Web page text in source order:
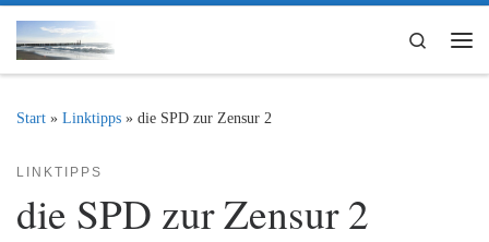
Zum Inhalt springen
Search
Start » Linktipps » die SPD zur Zensur 2
LINKTIPPS
die SPD zur Zensur 2